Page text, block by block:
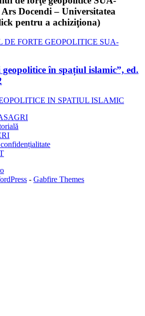
Docendi – Universitatea
pentru a achiziţiona)
în spațiul islamic”, ed.
- Gabfire Themes